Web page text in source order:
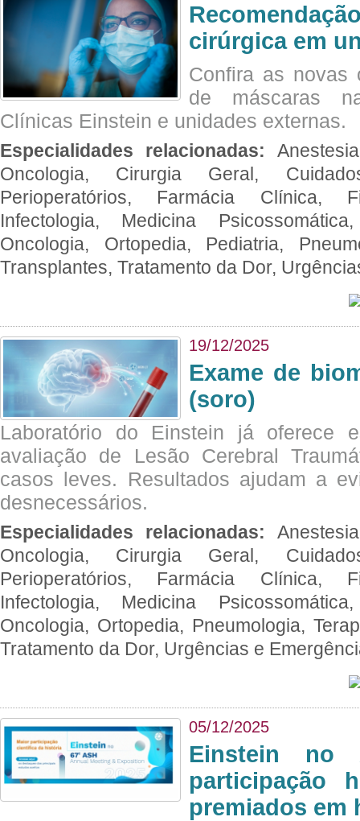
cirúrgica em
Confira as novas
de máscaras
Clínicas Einstein e unidades externas.
Especialidades relacionadas:
Oncologia, Cirurgia Geral,
Perioperatórios, Farmácia Clínica,
Infectologia, Medicina
Oncologia, Ortopedia, Pediatria,
Transplantes, Tratamento da Dor,
19/12/2025
Exame de
(soro)
Laboratório do Einstein já oferece
avaliação de Lesão Cerebral
casos leves. Resultados ajudam a
desnecessários.
Especialidades relacionadas:
Oncologia, Cirurgia Geral,
Perioperatórios, Farmácia Clínica,
Infectologia, Medicina
Oncologia, Ortopedia, Pneumologia,
Tratamento da Dor, Urgências e
05/12/2025
Einstein no
participação
premiados em